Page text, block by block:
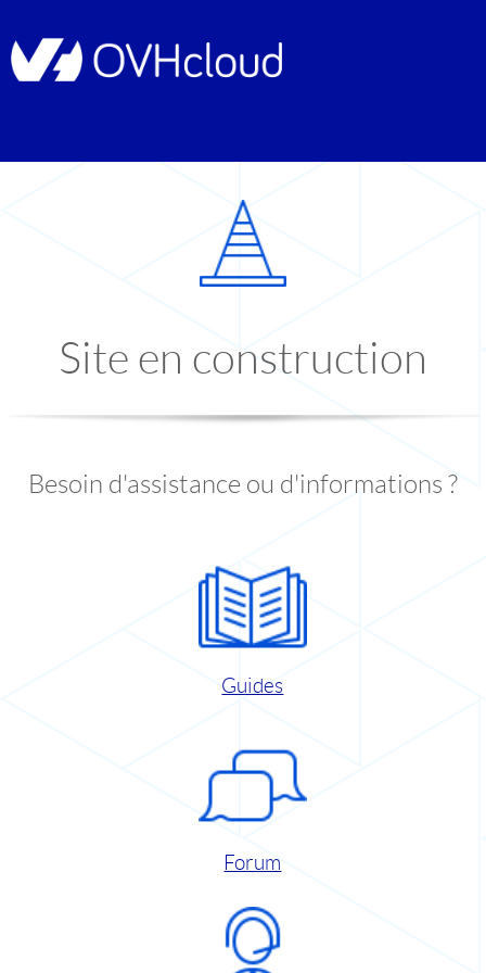
Site en construction
Besoin d'assistance ou d'informations ?
Guides
Forum